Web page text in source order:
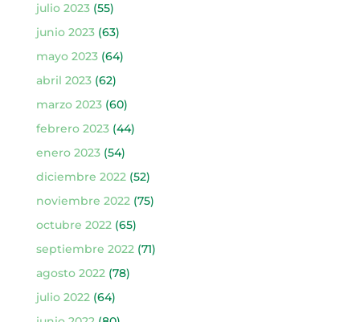
julio 2023(55)
junio 2023(63)
mayo 2023(64)
abril 2023(62)
marzo 2023(60)
febrero 2023(44)
enero 2023(54)
diciembre 2022(52)
noviembre 2022(75)
octubre 2022(65)
septiembre 2022(71)
agosto 2022(78)
julio 2022(64)